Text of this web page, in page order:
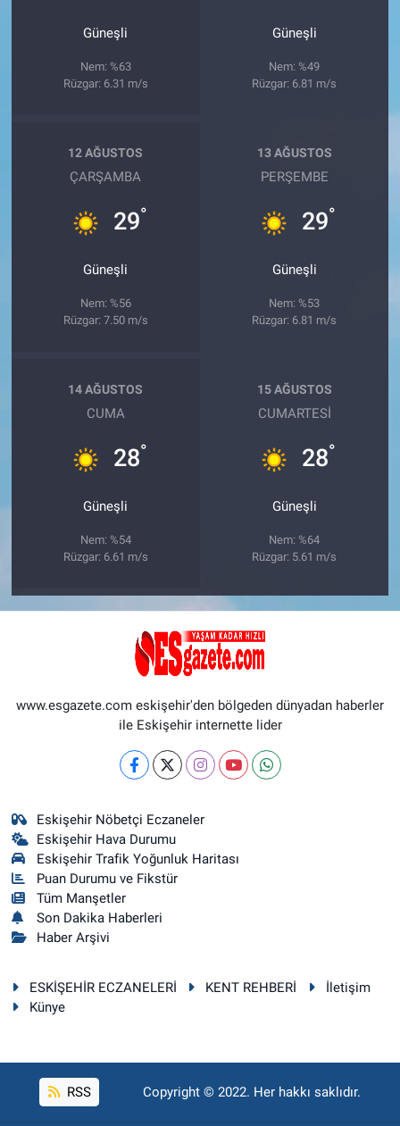
Güneşli
Nem: %63
Rüzgar: 6.31 m/s
Güneşli
Nem: %49
Rüzgar: 6.81 m/s
12 AĞUSTOS
ÇARŞAMBA
29°
Güneşli
Nem: %56
Rüzgar: 7.50 m/s
13 AĞUSTOS
PERŞEMBE
29°
Güneşli
Nem: %53
Rüzgar: 6.81 m/s
14 AĞUSTOS
CUMA
28°
Güneşli
Nem: %54
Rüzgar: 6.61 m/s
15 AĞUSTOS
CUMARTESI
28°
Güneşli
Nem: %64
Rüzgar: 5.61 m/s
www.esgazete.com eskişehir'den bölgeden dünyadan haberler
ile Eskişehir internette lider
Eskişehir Nöbetçi Eczaneler
Eskişehir Hava Durumu
Eskişehir Trafik Yoğunluk Haritası
Puan Durumu ve Fikstür
Tüm Manşetler
Son Dakika Haberleri
Haber Arşivi
ESKİŞEHİR ECZANELERİ KENT REHBERİ
İletişim
Künye
RSS Copyright © 2022. Her hakkı saklıdır.